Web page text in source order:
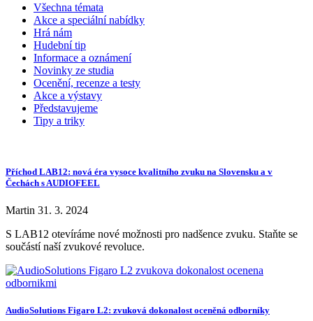
Všechna témata
Akce a speciální nabídky
Hrá nám
Hudební tip
Informace a oznámení
Novinky ze studia
Ocenění, recenze a testy
Akce a výstavy
Představujeme
Tipy a triky
Příchod LAB12: nová éra vysoce kvalitního zvuku na Slovensku a v
Čechách s AUDIOFEEL
Martin 31. 3. 2024
S LAB12 otevíráme nové možnosti pro nadšence zvuku. Staňte se
součástí naší zvukové revoluce.
AudioSolutions Figaro L2: zvuková dokonalost oceněná odborníky